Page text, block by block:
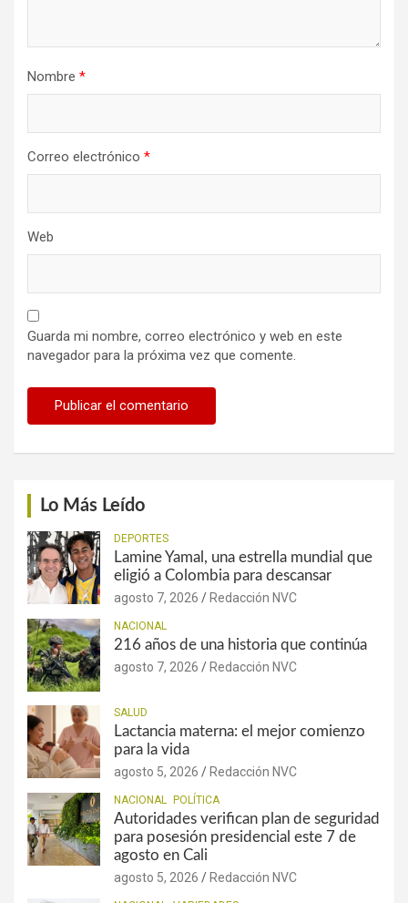
Nombre *
Correo electrónico *
Web
Guarda mi nombre, correo electrónico y web en este
navegador para la próxima vez que comente.
Lo Más Leído
DEPORTES
Lamine Yamal, una estrella mundial que
eligió a Colombia para descansar
agosto 7, 2026 Redacción NVC
NACIONAL
216 años de una historia que continúa
agosto 7, 2026 Redacción NVC
SALUD
Lactancia materna: el mejor comienzo
para la vida
agosto 5, 2026 Redacción NVC
NACIONAL POLÍTICA
Autoridades verifican plan de seguridad
para posesión presidencial este 7 de
agosto en Cali
agosto 5, 2026 Redacción NVC